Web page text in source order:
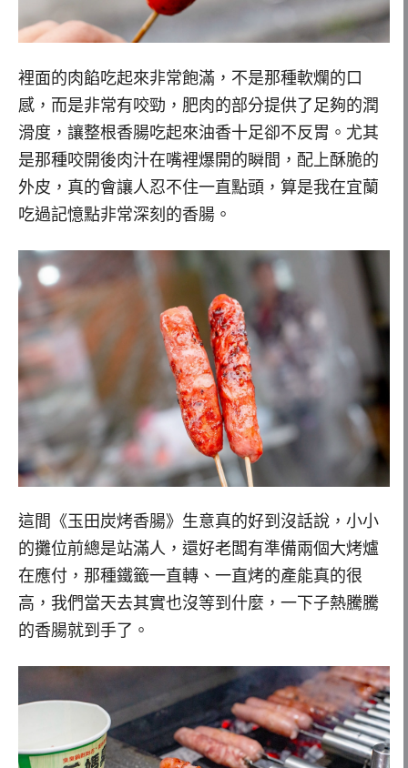
裡面的肉餡吃起來非常飽滿，不是那種軟爛的口
感，而是非常有咬勁，肥肉的部分提供了足夠的潤
滑度，讓整根香腸吃起來油香十足卻不反胃。尤其
是那種咬開後肉汁在嘴裡爆開的瞬間，配上酥脆的
外皮，真的會讓人忍不住一直點頭，算是我在宜蘭
吃過記憶點非常深刻的香腸。
這間《玉田炭烤香腸》生意真的好到沒話說，小小
的攤位前總是站滿人，還好老闆有準備兩個大烤爐
在應付，那種鐵籤一直轉、一直烤的產能真的很
高，我們當天去其實也沒等到什麼，一下子熱騰騰
的香腸就到手了。